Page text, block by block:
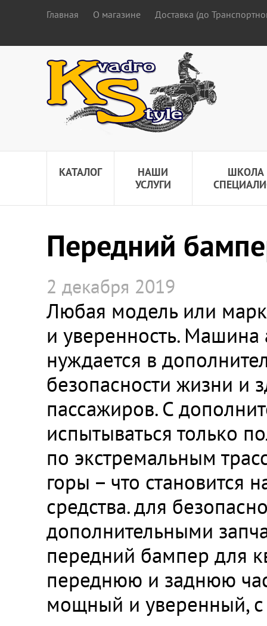
Главная О магазине Доставка (до
КАТАЛОГ
НАШИ
УСЛУГИ
ШКОЛА
Передний
2 декабря 2019
Любая модель или
и уверенность. Машина
нуждается в
безопасности жизни и
пассажиров. С
испытываться только
по экстремальным
горы – что становится
средства. для
дополнительными
передний бампер для
переднюю и заднюю
мощный и уверенный, с